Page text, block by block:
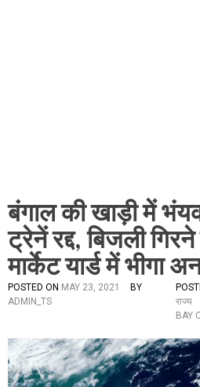
बंगाल की खाड़ी में
ट्रेनें रद्द, बिजली
मार्केट यार्ड में भीगा
POSTED ON MAY 23, 2021
BY
ADMIN_TS
राज्य
BAY